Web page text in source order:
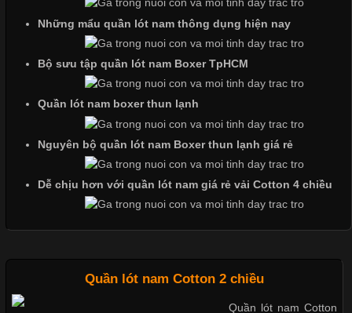
Những Mẫu Áo Thun Đồng Phục Công Ty Được Ưa
Chuộng Hiện Nay
Cập nhật 2026-06-01 14:23:34
Trong môi trường kinh doanh hiện đại, việc xây dựng hình ảnh
chuyên nghiệp đóng vai trò quan trọng đối với sự phát triển của
doanh nghiệp. Một trong những giải pháp hiệu quả được nhiều
đơn vị lựa chọn hiện nay là sử dụng áo thun đồng phục công ty.
Không chỉ giúp tạo sự đồng bộ, áo thun
Chất Liệu Lycra Có Gì Đặc Biệt Trong Ngành Thời Trang?
Những mẩu quần lót nam thông dụng hiện nay
Bộ sưu tập quần lót nam Boxer TpHCM
Quần lót nam boxer thun lạnh
Nguyên bộ quần lót nam Boxer thun lạnh giá rẻ
Dễ chịu hơn với quần lót nam giá rẻ vải Cotton 4 chiều
Quần lót nam Cotton 2 chiều
Quần lót nam Cotton